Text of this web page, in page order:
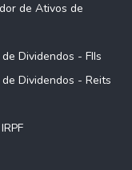
de Ativos de
Dividendos - FIIs
Dividendos - Reits